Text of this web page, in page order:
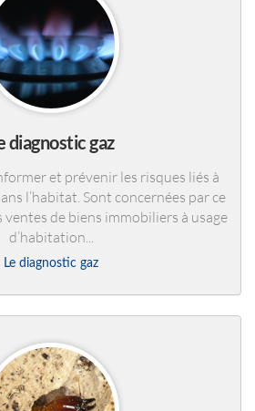
diagnostic gaz
et prévenir les risques liés à
l’habitat. Sont concernées par ce
de biens immobiliers à usage
d’habitation...
Le diagnostic gaz